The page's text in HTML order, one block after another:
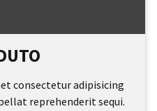
consectetur adipisicing
reprehenderit sequi.